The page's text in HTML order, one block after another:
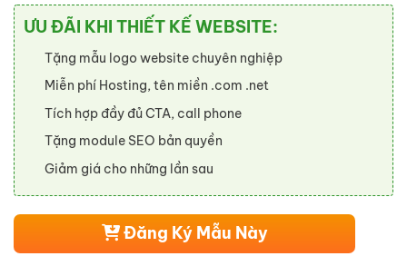
ƯU ĐÃI KHI THIẾT KẾ WEBSITE:
Tặng mẫu logo website chuyên nghiệp
Miễn phí Hosting, tên miền .com .net
Tích hợp đầy đủ CTA, call phone
Tặng module SEO bản quyền
Giảm giá cho những lần sau
Đăng Ký Mẫu Này